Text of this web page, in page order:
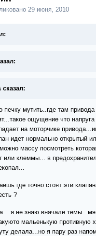
29 июня, 2010
сказал:
печку мутить..где там
ощущение что
на моторчике
идет нормально открытый
массу посмотреть
или клеммы... в
где точно стоят эти
?
...я не знаю вначале темы..
мальенькую противную
делала...но я пару раз